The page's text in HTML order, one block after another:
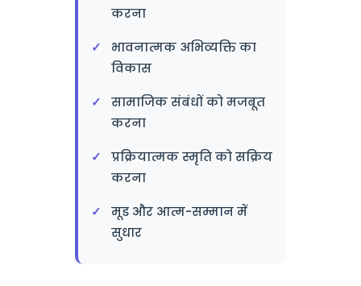
करना
भावनात्मक अभिव्यक्ति का
विकास
सामाजिक संबंधों को मजबूत
करना
प्रक्रियात्मक स्मृति को सक्रिय
करना
मूड और आत्म-सम्मान में
सुधार